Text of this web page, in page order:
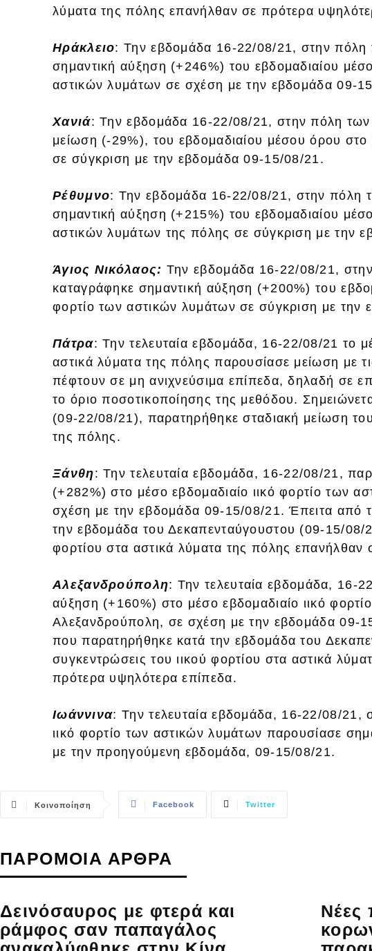
λύματα της πόλης επανήλθαν σε πρότερα
Ηράκλειο: Την εβδομάδα 16-22/08/21, στην πόλη
σημαντική αύξηση (+246%) του εβδομαδιαίου
αστικών λυμάτων σε σχέση με την εβδομάδα 09-
Χανιά: Την εβδομάδα 16-22/08/21, στην πόλη των
μείωση (-29%), του εβδομαδιαίου μέσου όρου στο
σε σύγκριση με την εβδομάδα 09-15/08/21.
Ρέθυμνο: Την εβδομάδα 16-22/08/21, στην πόλη
σημαντική αύξηση (+215%) του εβδομαδιαίου
αστικών λυμάτων της πόλης σε σύγκριση με την
Άγιος Νικόλαος: Την εβδομάδα 16-22/08/21,
καταγράφηκε σημαντική αύξηση (+200%) του
φορτίο των αστικών λυμάτων σε σύγκριση με την
Πάτρα: Την τελευταία εβδομάδα, 16-22/08/21 το
αστικά λύματα της πόλης παρουσίασε μείωση με
πέφτουν σε μη ανιχνεύσιμα επίπεδα, δηλαδή σε
το όριο ποσοτικοποίησης της μεθόδου.
(09-22/08/21), παρατηρήθηκε σταδιακή μείωση του
της πόλης.
Ξάνθη: Την τελευταία εβδομάδα, 16-22/08/21,
(+282%) στο μέσο εβδομαδιαίο ιικό φορτίο των
σχέση με την εβδομάδα 09-15/08/21. Έπειτα από
την εβδομάδα του Δεκαπενταύγουστου (09-15/08/
φορτίου στα αστικά λύματα της πόλης
Αλεξανδρούπολη: Την τελευταία εβδομάδα, 16-
αύξηση (+160%) στο μέσο εβδομαδιαίο ιικό
Αλεξανδρούπολη, σε σχέση με την εβδομάδα 09-
που παρατηρήθηκε κατά την εβδομάδα του
συγκεντρώσεις του ιικού φορτίου στα αστικά
πρότερα υψηλότερα επίπεδα.
Ιωάννινα: Την τελευταία εβδομάδα, 16-22/08/21,
ιικό φορτίο των αστικών λυμάτων παρουσίασε
με την προηγούμενη εβδομάδα, 09-15/08/21.
Κοινοποίηση Facebook Twitter
ΠΑΡΟΜΟΙΑ ΑΡΘΡΑ
Δεινόσαυρος με φτερά και
ράμφος σαν παπαγάλος
Νέες